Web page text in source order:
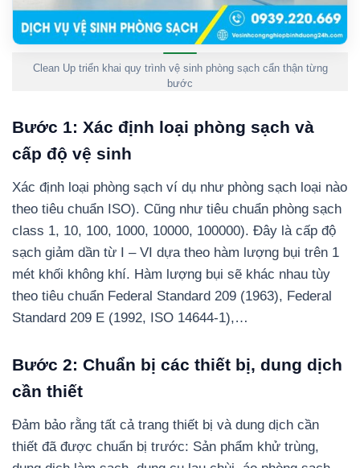
Clean Up triển khai quy trình vệ sinh phòng sạch cẩn thận từng
bước
Bước 1: Xác định loại phòng sạch và
cấp độ vệ sinh
Xác định loại phòng sạch ví dụ như phòng sạch loại nào
theo tiêu chuẩn ISO). Cũng như tiêu chuẩn phòng sạch
class 1, 10, 100, 1000, 10000, 100000). Đây là cấp độ
sạch giảm dần từ I – VI dựa theo hàm lượng bụi trên 1
mét khối không khí. Hàm lượng bụi sẽ khác nhau tùy
theo tiêu chuẩn Federal Standard 209 (1963), Federal
Standard 209 E (1992, ISO 14644-1),…
Bước 2: Chuẩn bị các thiết bị, dung dịch
cần thiết
Đảm bảo rằng tất cả trang thiết bị và dung dịch cần
thiết đã được chuẩn bị trước: Sản phẩm khử trùng,